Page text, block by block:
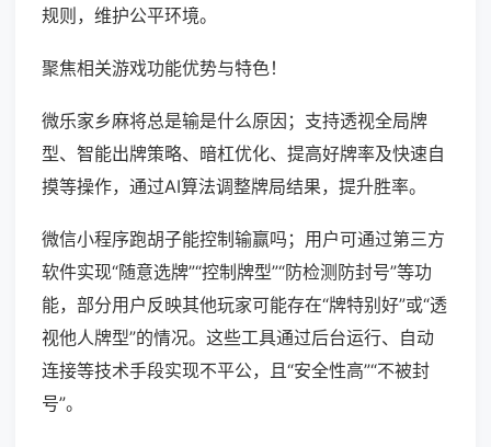
规则，维护公平环境。
聚焦相关游戏功能优势与特色！
微乐家乡麻将总是输是什么原因；支持透视全局牌
型、智能出牌策略、暗杠优化、提高好牌率及快速自
摸等操作，通过AI算法调整牌局结果，提升胜率。
微信小程序跑胡子能控制输赢吗；用户可通过第三方
软件实现“随意选牌”“控制牌型”“防检测防封号”等功
能，部分用户反映其他玩家可能存在“牌特别好”或“透
视他人牌型”的情况。这些工具通过后台运行、自动
连接等技术手段实现不平公，且“安全性高”“不被封
号”。